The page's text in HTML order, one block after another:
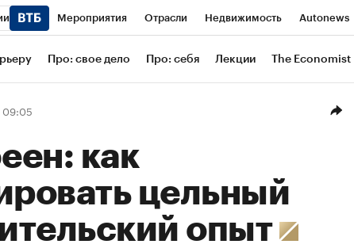
Мероприятия Отрасли Недвижимость Autonews
Образование РБК Life Тренды Визионеры
Про: свое дело Про: себя Лекции The Economist
09:05
как
цельный
опыт